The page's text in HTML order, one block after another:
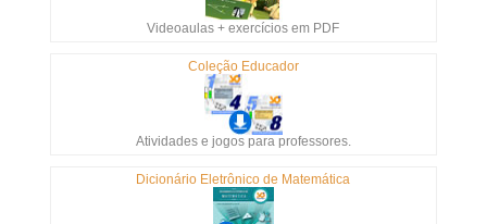
Videoaulas + exercícios em PDF
Coleção Educador
Atividades e jogos para professores.
Dicionário Eletrônico de Matemática